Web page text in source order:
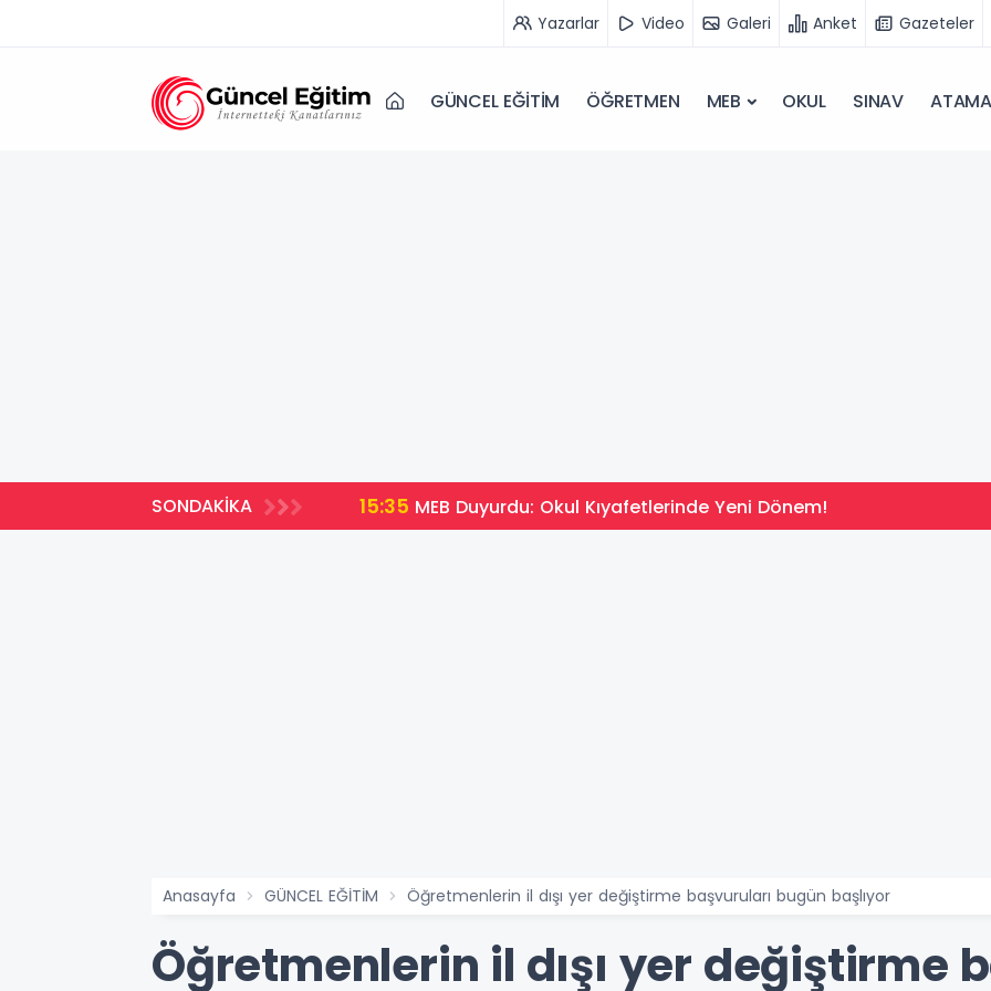
Yazarlar Video Galeri Anket Gazeteler
GÜNCEL EĞİTİM ÖĞRETMEN MEB OKUL SINAV ATAMA
SONDAKİKA 15:35 MEB Duyurdu: Okul Kıyafetlerinde Yeni Dönem!
Anasayfa GÜNCEL EĞİTİM Öğretmenlerin il dışı yer değiştirme başvuruları bugün başlıyor
Öğretmenlerin il dışı yer değiştirme